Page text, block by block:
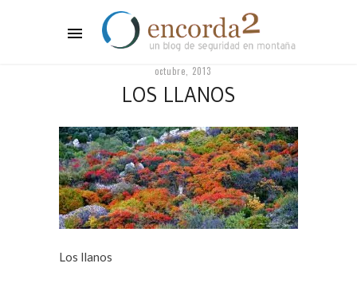
octubre, 2013
LOS LLANOS
Los llanos